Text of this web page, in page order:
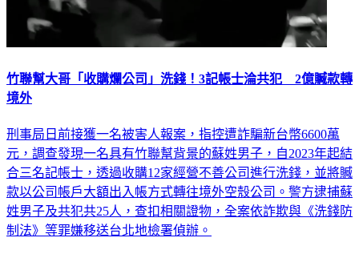
竹聯幫大哥「收購爛公司」洗錢！3記帳士淪共犯 2億贓款轉
境外
刑事局日前接獲一名被害人報案，指控遭詐騙新台幣6600萬
元，調查發現一名具有竹聯幫背景的蘇姓男子，自2023年起結
合三名記帳士，透過收購12家經營不善公司進行洗錢，並將贓
款以公司帳戶大額出入帳方式轉往境外空殼公司。警方逮捕蘇
姓男子及共犯共25人，查扣相關證物，全案依詐欺與《洗錢防
制法》等罪嫌移送台北地檢署偵辦。